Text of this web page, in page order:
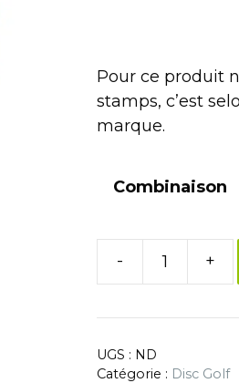
Pour ce produit
stamps, c’est
marque.
Combinaison
- +
UGS : ND
Catégorie : Disc Golf